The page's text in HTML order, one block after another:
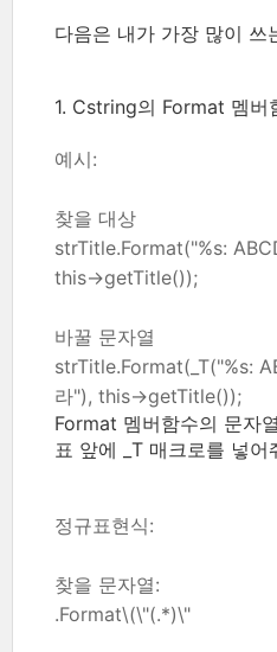
다음은 내가 가장 많이 쓰
1. Cstring의 Format 멤버
예시:
찾을 대상
strTitle.Format("%s:
this->getTitle());
바꿀 문자열
strTitle.Format(_T("%s:
라"), this->getTitle());
Format 멤버함수의 문자
표 앞에 _T 매크로를 넣어
정규표현식:
찾을 문자열:
.Format\(\"(.*)\"